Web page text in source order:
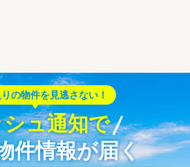
の物件を見逃さない！
ュ通知で
件情報が届く